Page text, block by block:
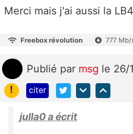
Merci mais j'ai aussi la
Freebox révolution 777 Mb/
Publié par msg le 26/
!
citer
julla0 a écrit